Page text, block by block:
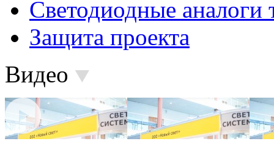
Светодиодные аналоги
Защита проекта
Видео